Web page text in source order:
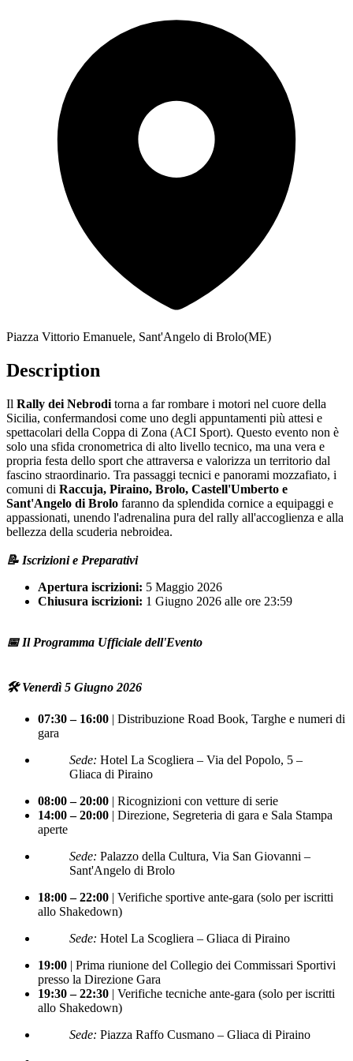
Piazza Vittorio Emanuele, Sant'Angelo di Brolo(ME)
Description
Il Rally dei Nebrodi torna a far rombare i motori nel cuore della
Sicilia, confermandosi come uno degli appuntamenti più attesi e
spettacolari della Coppa di Zona (ACI Sport). Questo evento non è
solo una sfida cronometrica di alto livello tecnico, ma una vera e
propria festa dello sport che attraversa e valorizza un territorio dal
fascino straordinario. Tra passaggi tecnici e panorami mozzafiato, i
comuni di Raccuja, Piraino, Brolo, Castell'Umberto e
Sant'Angelo di Brolo faranno da splendida cornice a equipaggi e
appassionati, unendo l'adrenalina pura del rally all'accoglienza e alla
bellezza della scuderia nebroidea.
📝 Iscrizioni e Preparativi
Apertura iscrizioni: 5 Maggio 2026
Chiusura iscrizioni: 1 Giugno 2026 alle ore 23:59
📅 Il Programma Ufficiale dell'Evento
🛠️ Venerdì 5 Giugno 2026
07:30 – 16:00 | Distribuzione Road Book, Targhe e numeri di
gara
Sede: Hotel La Scogliera – Via del Popolo, 5 –
Gliaca di Piraino
08:00 – 20:00 | Ricognizioni con vetture di serie
14:00 – 20:00 | Direzione, Segreteria di gara e Sala Stampa
aperte
Sede: Palazzo della Cultura, Via San Giovanni –
Sant'Angelo di Brolo
18:00 – 22:00 | Verifiche sportive ante-gara (solo per iscritti
allo Shakedown)
Sede: Hotel La Scogliera – Gliaca di Piraino
19:00 | Prima riunione del Collegio dei Commissari Sportivi
presso la Direzione Gara
19:30 – 22:30 | Verifiche tecniche ante-gara (solo per iscritti
allo Shakedown)
Sede: Piazza Raffo Cusmano – Gliaca di Piraino